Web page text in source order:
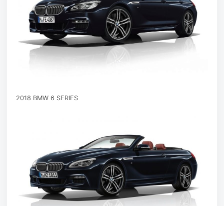
2018 BMW 6 SERIES